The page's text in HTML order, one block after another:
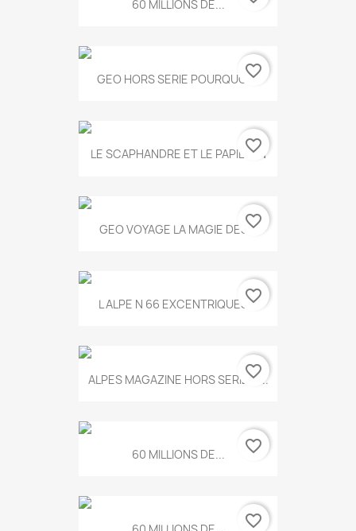
60 MILLIONS DE...
GEO HORS SERIE POURQUOI...
favorite_border
LE SCAPHANDRE ET LE PAPILLON
favorite_border
GEO VOYAGE LA MAGIE DES...
favorite_border
L ALPE N 66 EXCENTRIQUES...
favorite_border
ALPES MAGAZINE HORS SERIE N...
favorite_border
60 MILLIONS DE... favorite_border
favorite_border